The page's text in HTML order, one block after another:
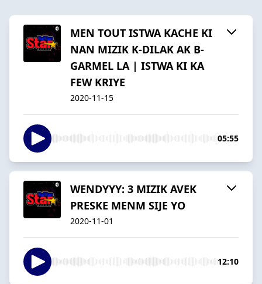
MEN TOUT ISTWA KACHE KI
NAN MIZIK K-DILAK AK B-
GARMEL LA | ISTWA KI KA
FEW KRIYE
2020-11-15
05:55
WENDYYY: 3 MIZIK AVEK
PRESKE MENM SIJE YO
2020-11-01
12:10